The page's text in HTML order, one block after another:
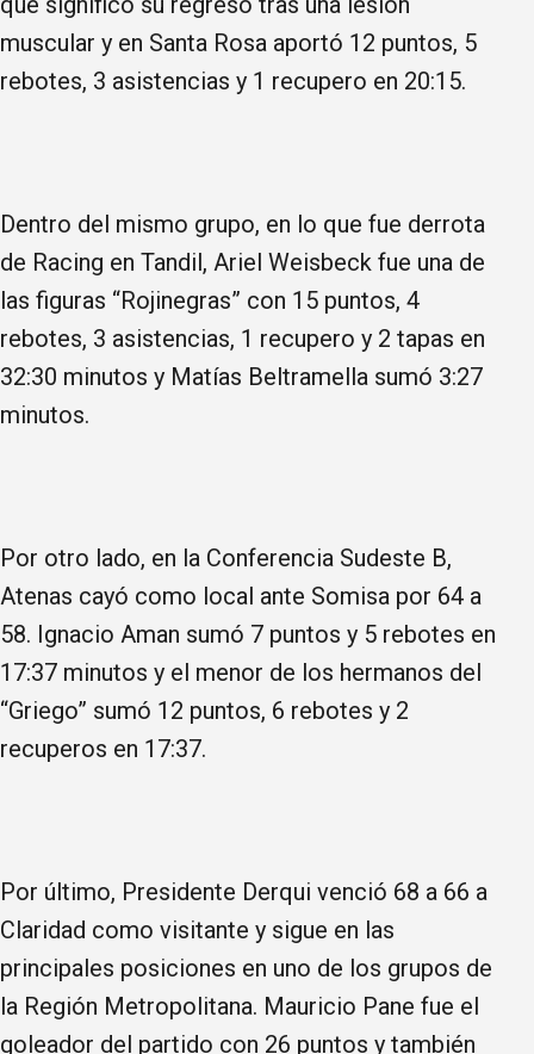
muscular y en Santa Rosa aportó 12 puntos, 5
rebotes, 3 asistencias y 1 recupero en 20:15.
Dentro del mismo grupo, en lo que fue derrota
de Racing en Tandil, Ariel Weisbeck fue una de
las figuras “Rojinegras” con 15 puntos, 4
rebotes, 3 asistencias, 1 recupero y 2 tapas en
32:30 minutos y Matías Beltramella sumó 3:27
minutos.
Por otro lado, en la Conferencia Sudeste B,
Atenas cayó como local ante Somisa por 64 a
58. Ignacio Aman sumó 7 puntos y 5 rebotes en
17:37 minutos y el menor de los hermanos del
“Griego” sumó 12 puntos, 6 rebotes y 2
recuperos en 17:37.
Por último, Presidente Derqui venció 68 a 66 a
Claridad como visitante y sigue en las
principales posiciones en uno de los grupos de
la Región Metropolitana. Mauricio Pane fue el
goleador del partido con 26 puntos y también